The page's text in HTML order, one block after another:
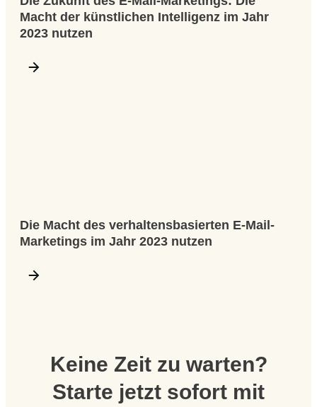
Macht der künstlichen Intelligenz im Jahr
2023 nutzen
Die Macht des verhaltensbasierten E-Mail-
Marketings im Jahr 2023 nutzen
Keine Zeit zu warten?
Starte jetzt sofort mit